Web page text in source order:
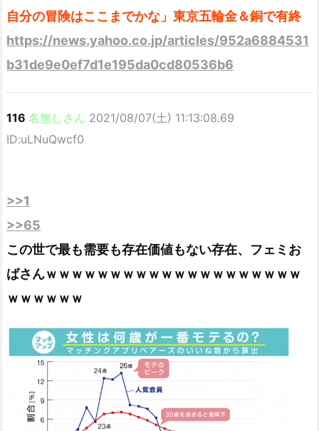
自分の冒険はここまでかな」東京五輪金＆銅で有終
https://news.yahoo.co.jp/articles/952a6884531
b31de9e0ef7d1e195da0cd80536b6
116 名無しさん 2021/08/07(土) 11:13:08.69
ID:uLNuQwcf0
>>1
>>65
この世で最も需要も存在価値もない存在、フェミお
ばさんｗｗｗｗｗｗｗｗｗｗｗｗｗｗｗｗｗｗｗｗ
ｗｗｗｗｗｗ